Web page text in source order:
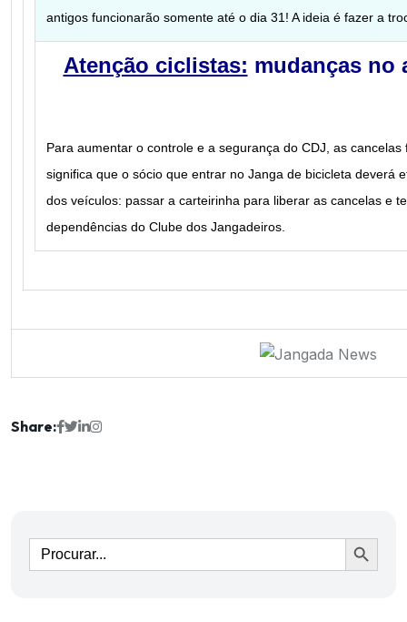
antigos funcionarão somente até o dia 31! A ideia é fazer a
Atenção ciclistas: mudanças no
Para aumentar o controle e a segurança do CDJ, as
significa que o sócio que entrar no Janga de bicicleta deverá
dos veículos: passar a carteirinha para liberar as cancelas e
dependências do Clube dos Jangadeiros.
Share:
Ir